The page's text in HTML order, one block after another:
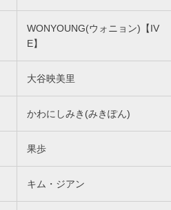
WONYOUNG(ウォニョン)【IV
E】
大谷映美里
かわにしみき(みきぽん)
果歩
キム・ジアン